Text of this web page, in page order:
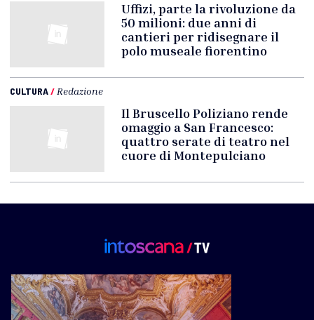
Uffizi, parte la rivoluzione da
50 milioni: due anni di
cantieri per ridisegnare il
polo museale fiorentino
CULTURA/ Redazione
Il Bruscello Poliziano rende
omaggio a San Francesco:
quattro serate di teatro nel
cuore di Montepulciano